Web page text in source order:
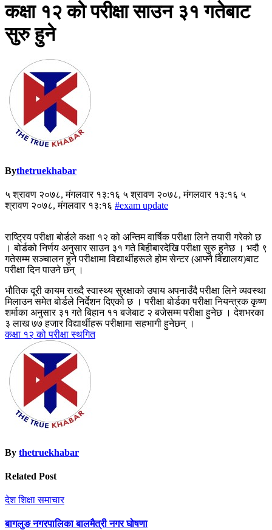
कक्षा १२ को परीक्षा साउन ३१ गतेबाट
सुरु हुने
Bythetruekhabar
५ श्रावण २०७८, मंगलवार १३:१६ ५ श्रावण २०७८, मंगलवार १३:१६ ५
श्रावण २०७८, मंगलवार १३:१६ #exam update
राष्ट्रिय परीक्षा बोर्डले कक्षा १२ को अन्तिम वार्षिक परीक्षा लिने तयारी गरेको छ
। बोर्डको निर्णय अनुसार साउन ३१ गते बिहीबारदेखि परीक्षा सुरु हुनेछ । भदौ ९
गतेसम्म सञ्चालन हुने परीक्षामा विद्यार्थीहरूले होम सेन्टर (आफ्नै विद्यालय)बाट
परीक्षा दिन पाउने छन् ।
भौतिक दूरी कायम राख्दै स्वास्थ्य सुरक्षाको उपाय अपनाउँदै परीक्षा लिने व्यवस्था
मिलाउन समेत बोर्डले निर्देशन दिएको छ । परीक्षा बोर्डका परीक्षा नियन्त्रक कृष्ण
शर्माका अनुसार ३१ गते बिहान ११ बजेबाट २ बजेसम्म परीक्षा हुनेछ । देशभरका
३ लाख ७७ हजार विद्यार्थीहरू परीक्षामा सहभागी हुनेछन् ।
Post
navigation
कक्षा १२ को परीक्षा स्थगित
By thetruekhabar
Related Post
देशशिक्षासमाचार
बागलुङ नगरपालिका बालमैत्री नगर घोषणा